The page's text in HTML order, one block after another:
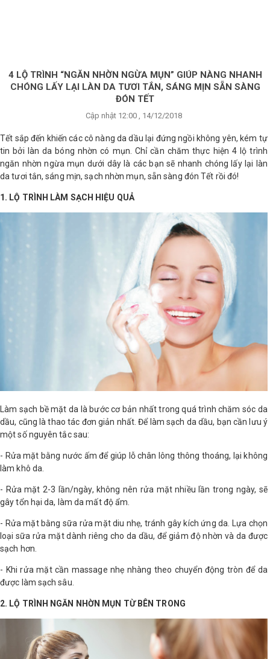
Z
4 LỘ TRÌNH “NGĂN NHỜN NGỪA MỤN” GIÚP NÀNG NHANH
CHÓNG LẤY LẠI LÀN DA TƯƠI TẮN, SÁNG MỊN SẴN SÀNG
ĐÓN TẾT
Cập nhật 12:00 , 14/12/2018
Tết sắp đến khiến các cô nàng da dầu lại đứng ngồi không yên, kém tự
tin bởi làn da bóng nhờn có mụn. Chỉ cần chăm thực hiện 4 lộ trình
ngăn nhờn ngừa mụn dưới dây là các bạn sẽ nhanh chóng lấy lại làn
da tươi tắn, sáng mịn, sạch nhờn mụn, sẵn sàng đón Tết rồi đó!
1. LỘ TRÌNH LÀM SẠCH HIỆU QUẢ
Làm sạch bề mặt da là bước cơ bản nhất trong quá trình chăm sóc da
dầu, cũng là thao tác đơn giản nhất. Để làm sạch da dầu, bạn cần lưu ý
một số nguyên tắc sau:
- Rửa mặt bằng nước ấm để giúp lỗ chân lông thông thoáng, lại không
làm khô da.
- Rửa mặt 2-3 lần/ngày, không nên rửa mặt nhiều lần trong ngày, sẽ
gây tổn hại da, làm da mất độ ẩm.
- Rửa mặt bằng sữa rửa mặt diu nhẹ, tránh gây kích ứng da. Lựa chọn
loại sữa rửa mặt dành riêng cho da dầu, để giảm độ nhờn và da được
sạch hơn.
- Khi rửa mặt cần massage nhẹ nhàng theo chuyển động tròn để da
được làm sạch sâu.
2. LỘ TRÌNH NGĂN NHỜN MỤN TỪ BÊN TRONG